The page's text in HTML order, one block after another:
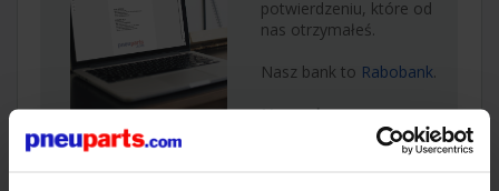
potwierdzeniu, które od
nas otrzymałeś.
Nasz bank to Rabobank.
Nasze dane: